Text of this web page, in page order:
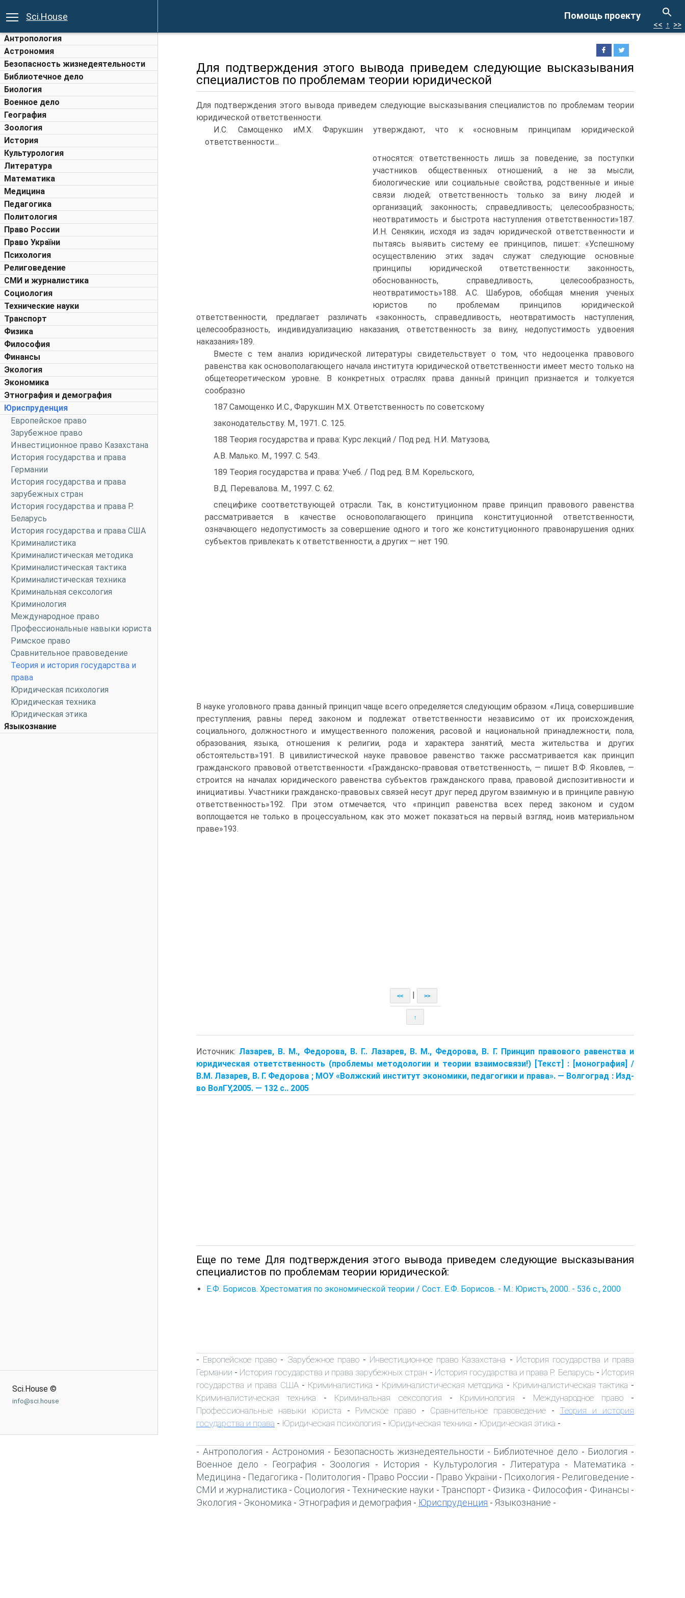
Помощь проекту
Sci.House
Антропология
Астрономия
Безопасность жизнедеятельности
Библиотечное дело
Биология
Военное дело
География
Зоология
История
Культурология
Литература
Математика
Медицина
Педагогика
Политология
Право России
Право України
Психология
Религоведение
СМИ и журналистика
Социология
Технические науки
Транспорт
Физика
Философия
Финансы
Экология
Экономика
Этнография и демография
Юриспруденция
Европейское право
Зарубежное право
Инвестиционное право Казахстана
История государства и права
Германии
История государства и права
зарубежных стран
История государства и права Р.
Беларусь
История государства и права США
Криминалистика
Криминалистическая методика
Криминалистическая тактика
Криминалистическая техника
Криминальная сексология
Криминология
Международное право
Профессиональные навыки юриста
Римское право
Сравнительное правоведение
Теория и история государства и
права
Юридическая психология
Юридическая техника
Юридическая этика
Языкознание
Sci.House ©
info@sci.house
<< ↑ >>
Для подтверждения этого вывода приведем следующие высказывания
специалистов по проблемам теории юридической
Для подтверждения этого вывода приведем следующие высказывания специалистов по проблемам теории
юридической ответственности.
И.С. Самощенко иМ.Х. Фарукшин утверждают, что к «основным принципам юридической
ответственности...
относятся: ответственность лишь за поведение, за поступки
участников общественных отношений, а не за мысли,
биологические или социальные свойства, родственные и иные
связи людей; ответственность только за вину людей и
организаций; законность; справедливость; целесообразность;
неотвратимость и быстрота наступления ответственности»187.
И.Н. Сенякин, исходя из задач юридической ответственности и
пытаясь выявить систему ее принципов, пишет: «Успешному
осуществлению этих задач служат следующие основные
принципы юридической ответственности: законность,
обоснованность, справедливость, целесообразность,
неотвратимость»188. А.С. Шабуров, обобщая мнения ученых
юристов по проблемам принципов юридической
ответственности, предлагает различать «законность, справедливость, неотвратимость наступления,
целесообразность, индивидуализацию наказания, ответственность за вину, недопустимость удвоения
наказания»189.
Вместе с тем анализ юридической литературы свидетельствует о том, что недооценка правового
равенства как основополагающего начала института юридической ответственности имеет место только на
общетеоретическом уровне. В конкретных отраслях права данный принцип признается и толкуется
сообразно
187 Самощенко И.С., Фарукшин М.Х. Ответственность по советскому
законодательству. М., 1971. С. 125.
188 Теория государства и права: Курс лекций / Под ред. Н.И. Матузова,
А.В. Малько. М., 1997. С. 543.
189 Теория государства и права: Учеб. / Под ред. В.М. Корельского,
В.Д. Перевалова. М., 1997. С. 62.
специфике соответствующей отрасли. Так, в конституционном праве принцип правового равенства
рассматривается в качестве основополагающего принципа конституционной ответственности,
означающего недопустимость за совершение одного и того же конституционного правонарушения одних
субъектов привлекать к ответственности, а других — нет 190.
В науке уголовного права данный принцип чаще всего определяется следующим образом. «Лица, совершившие
преступления, равны перед законом и подлежат ответственности независимо от их происхождения,
социального, должностного и имущественного положения, расовой и национальной принадлежности, пола,
образования, языка, отношения к религии, рода и характера занятий, места жительства и других
обстоятельств»191. В цивилистической науке правовое равенство также рассматривается как принцип
гражданского правовой ответственности. «Гражданско-правовая ответственность, — пишет В.Ф. Яковлев, —
строится на началах юридического равенства субъектов гражданского права, правовой диспозитивности и
инициативы. Участники гражданско-правовых связей несут друг перед другом взаимную и в принципе равную
ответственность»192. При этом отмечается, что «принцип равенства всех перед законом и судом
воплощается не только в процессуальном, как это может показаться на первый взгляд, ноив материальном
праве»193.
<< >>
↑
Источник: Лазарев, В. М., Федорова, В. Г.. Лазарев, В. М., Федорова, В. Г. Принцип правового равенства и
юридическая ответственность (проблемы методологии и теории взаимосвязи!) [Текст] : [монография] /
В.М. Лазарев, В. Г. Федорова ; МОУ «Волжский институт экономики, педагогики и права». — Волгоград : Изд-
во ВолГУ,2005. — 132 с.. 2005
Еще по теме Для подтверждения этого вывода приведем следующие высказывания
специалистов по проблемам теории юридической:
Е.Ф. Борисов. Хрестоматия по экономической теории / Сост. Е.Ф. Борисов. - М.: Юристъ, 2000. - 536 с., 2000
- Европейское право - Зарубежное право- Инвестиционное право Казахстана - История государства и права
Германии - История государства и права зарубежных стран - История государства и права Р. Беларусь - История
государства и права США- Криминалистика - Криминалистическая методика - Криминалистическая тактика -
Криминалистическая техника - Криминальная сексология - Криминология - Международное право -
Профессиональные навыки юриста - Римское право - Сравнительное правоведение- Теория и история
государства и права - Юридическая психология - Юридическая техника - Юридическая этика -
- Антропология -Астрономия - Безопасность жизнедеятельности - Библиотечное дело - Биология -
Военное дело - География - Зоология - История - Культурология - Литература - Математика -
Медицина - Педагогика - Политология - Право России - Право України - Психология - Религоведение -
СМИ и журналистика - Социология - Технические науки - Транспорт- Физика - Философия - Финансы -
Экология - Экономика - Этнография и демография - Юриспруденция - Языкознание -